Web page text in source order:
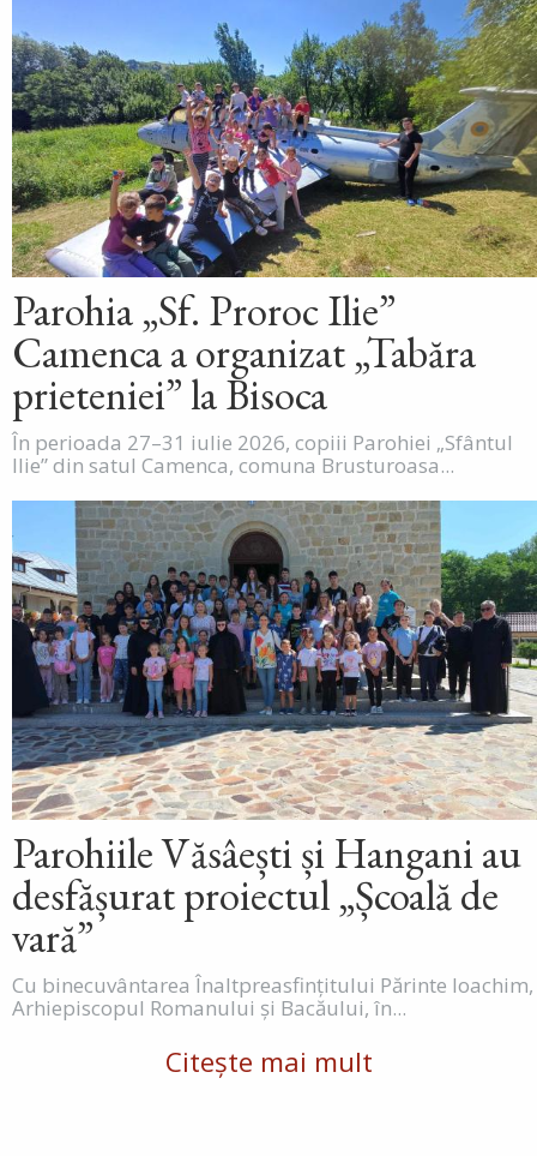
Parohia „Sf. Proroc Ilie”
Camenca a organizat „Tabăra
prieteniei” la Bisoca
În perioada 27–31 iulie 2026, copiii Parohiei „Sfântul
Ilie” din satul Camenca, comuna Brusturoasa...
Parohiile Văsâești și Hangani au
desfășurat proiectul „Școală de
vară”
Cu binecuvântarea Înaltpreasfințitului Părinte Ioachim,
Arhiepiscopul Romanului și Bacăului, în...
Citește mai mult